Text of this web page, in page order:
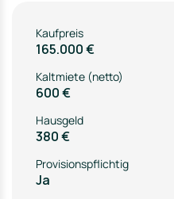
Kaufpreis
165.000 €
Kaltmiete (netto)
600 €
Hausgeld
380 €
Provisionspflichtig
Ja